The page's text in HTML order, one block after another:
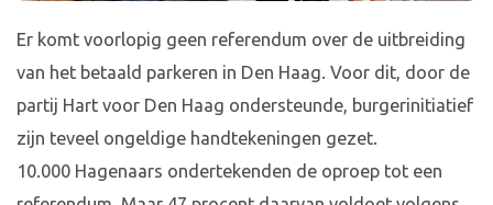
Er komt voorlopig geen referendum over de uitbreiding
van het betaald parkeren in Den Haag. Voor dit, door de
partij Hart voor Den Haag ondersteunde, burgerinitiatief
zijn teveel ongeldige handtekeningen gezet.
10.000 Hagenaars ondertekenden de oproep tot een